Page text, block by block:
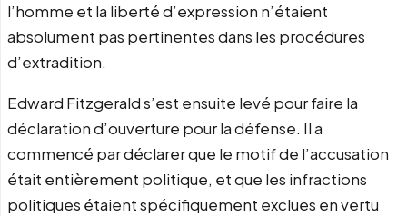
l’homme et la liberté d’expression n’étaient
absolument pas pertinentes dans les procédures
d’extradition.
Edward Fitzgerald s’est ensuite levé pour faire la
déclaration d’ouverture pour la défense. Il a
commencé par déclarer que le motif de l’accusation
était entièrement politique, et que les infractions
politiques étaient spécifiquement exclues en vertu